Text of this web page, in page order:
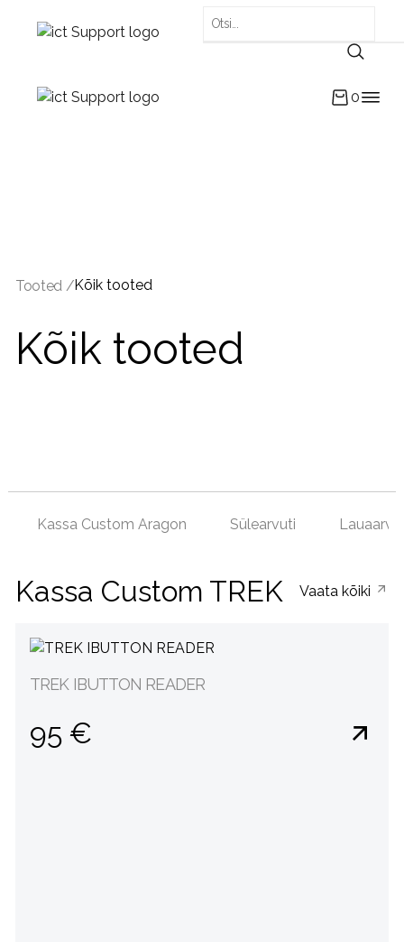
0
Tooted /Kõik tooted
Kõik tooted
Kassa Custom Aragon Sülearvuti
Kassa Custom TREK Vaata kõiki
TREK IBUTTON READER
95 €